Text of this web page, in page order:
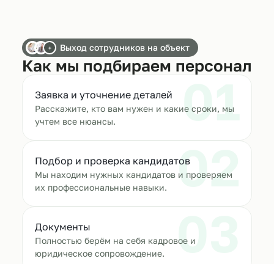
+ Выход сотрудников на объект
Как мы подбираем персонал
01
Заявка и уточнение деталей
Расскажите, кто вам нужен и какие сроки, мы
учтем все нюансы.
02
Подбор и проверка кандидатов
Мы находим нужных кандидатов и проверяем
их профессиональные навыки.
03
Документы
Полностью берём на себя кадровое и
юридическое сопровождение.